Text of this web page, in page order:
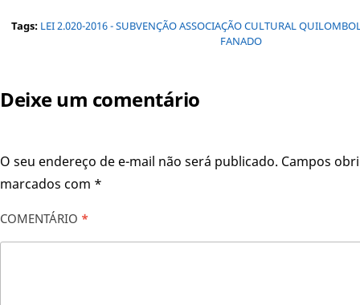
Tags: LEI 2.020-2016 - SUBVENÇÃO ASSOCIAÇÃO CULTURAL
FANADO
Deixe um comentário
O seu endereço de e-mail não será publicado. Campos
marcados com *
COMENTÁRIO *